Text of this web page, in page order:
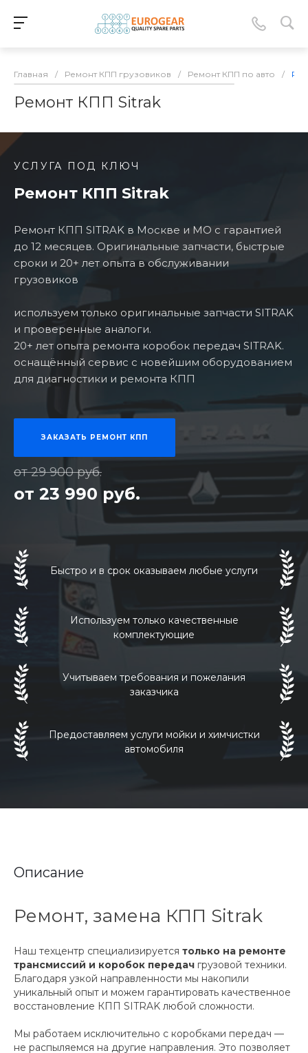
Главная / Ремонт КПП грузовиков / Ремонт КПП по авто /
Ремонт КПП Sitrak
УСЛУГА ПОД КЛЮЧ
Ремонт КПП Sitrak
Ремонт КПП SITRAK в Москве и МО с гарантией
до 12 месяцев. Оригинальные запчасти, быстрые
сроки и 20+ лет опыта в обслуживании
грузовиков
используем только оригинальные запчасти SITRAK
и проверенные аналоги.
20+ лет опыта ремонта коробок передач SITRAK.
оснащённый сервис с новейшим оборудованием
для диагностики и ремонта КПП
ЗАКАЗАТЬ РЕМОНТ КПП
от 29 900 руб.
от 23 990 руб.
Быстро и в срок оказываем любые услуги
Используем только качественные
комплектующие
Учитываем требования и пожелания
заказчика
Предоставляем услуги мойки и химчистки
автомобиля
Описание
Ремонт, замена КПП Sitrak
Наш техцентр специализируется только на ремонте
трансмиссий и коробок передач грузовой техники.
Благодаря узкой направленности мы накопили
уникальный опыт и можем гарантировать качественное
восстановление КПП SITRAK любой сложности.
Мы работаем исключительно с коробками передач —
не распыляемся на другие направления. Это позволяет